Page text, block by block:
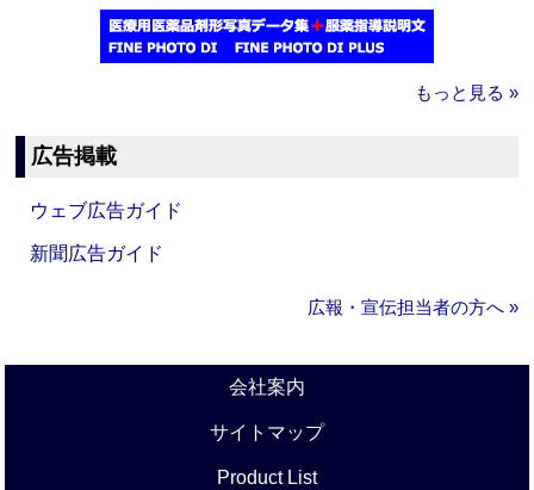
もっと見る »
広告掲載
ウェブ広告ガイド
新聞広告ガイド
広報・宣伝担当者の方へ »
会社案内
サイトマップ
Product List